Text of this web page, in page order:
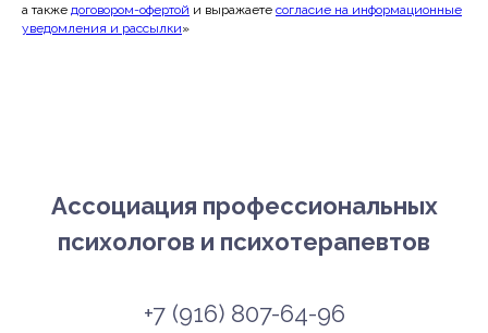
а также договором-офертой и выражаете согласие на информационные
уведомления и рассылки»
Ассоциация профессиональных
психологов и психотерапевтов
+7 (916) 807-64-96